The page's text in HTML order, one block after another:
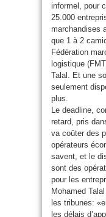
informel, pour
25.000
marchandises
que 1 à 2
Fédération
logistique
Talal. Et une
seulement
plus.
Le deadline,
retard, pris
va coûter des
opérateurs
savent, et le
sont des
pour les
Mohamed
les tribunes:
les délais